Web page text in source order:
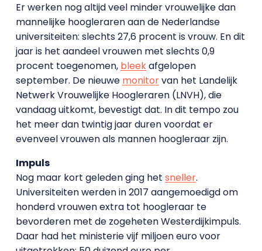
Er werken nog altijd veel minder vrouwelijke dan
mannelijke hoogleraren aan de Nederlandse
universiteiten: slechts 27,6 procent is vrouw. En dit
jaar is het aandeel vrouwen met slechts 0,9
procent toegenomen, bleekafgelopen
september. De nieuwe monitorvan het Landelijk
Netwerk Vrouwelijke Hoogleraren (LNVH), die
vandaag uitkomt, bevestigt dat. In dit tempo zou
het meer dan twintig jaar duren voordat er
evenveel vrouwen als mannen hoogleraar zijn.
Impuls
Nog maar kort geleden ging het sneller.
Universiteiten werden in 2017 aangemoedigd om
honderd vrouwen extra tot hoogleraar te
bevorderen met de zogeheten Westerdijkimpuls.
Daar had het ministerie vijf miljoen euro voor